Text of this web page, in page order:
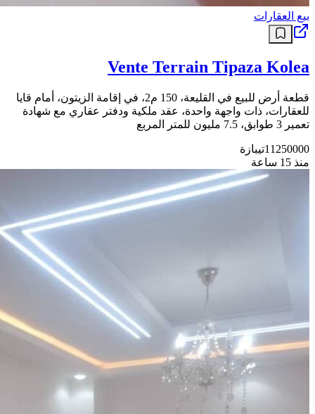
بيع العقارات
Vente Terrain Tipaza Kolea
قطعة أرض للبيع في القليعة، 150 م2، في إقامة الزيتون، أمام قايا
للعقارات، ذات واجهة واحدة، عقد ملكية ودفتر عقاري مع شهادة
تعمير 3 طوابق، 7.5 مليون للمتر المربع
11250000تيبازة
منذ 15 ساعة